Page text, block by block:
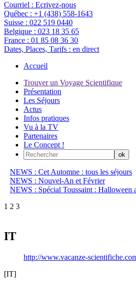
Courriel : Ecrivez-nous
Québec : +1 (438) 558-1643
Suisse : 022 519 0440
Belgique : 023 18 35 65
France : 01 85 08 36 30
Dates, Places, Tarifs : en direct
Accueil
Trouver un Voyage Scientifique
Présentation
Les Séjours
Actus
Infos pratiques
Vu à la TV
Partenaires
Le Concept !
NEWS : Cet Automne : tous les séjours
NEWS : Nouvel-An et Février
NEWS : Spécial Toussaint : Halloween
1 2 3
IT
http://www.vacanze-
[IT]